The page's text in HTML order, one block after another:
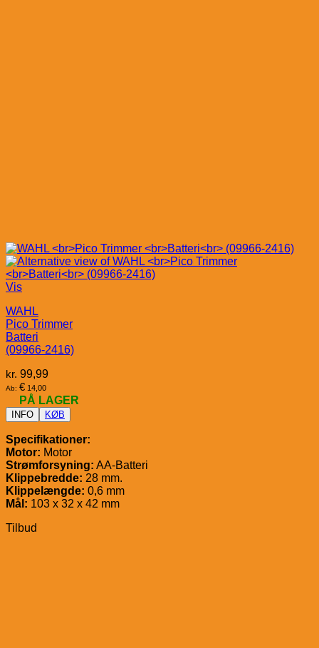
Vis
WAHL
Pico Trimmer
Batteri
(09966-2416)
kr. 99,99
Ab: € 14,00
PÅ LAGER
INFO KØB
Specifikationer:
Motor: Motor
Strømforsyning: AA-Batteri
Klippebredde: 28 mm.
Klippelængde: 0,6 mm
Mål: 103 x 32 x 42 mm
Tilbud